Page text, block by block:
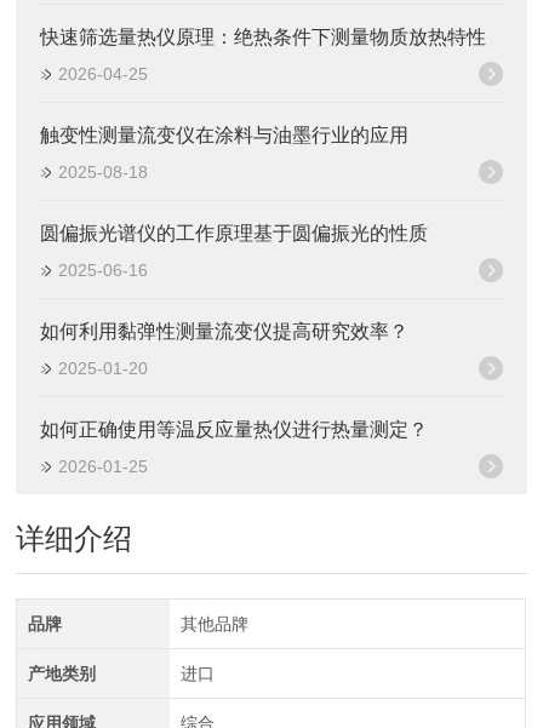
快速筛选量热仪原理：绝热条件下测量物质放热特性
2026-04-25
触变性测量流变仪在涂料与油墨行业的应用
2025-08-18
圆偏振光谱仪的工作原理基于圆偏振光的性质
2025-06-16
如何利用黏弹性测量流变仪提高研究效率？
2025-01-20
如何正确使用等温反应量热仪进行热量测定？
2026-01-25
详细介绍
品牌 其他品牌
产地类别 进口
应用领域 综合